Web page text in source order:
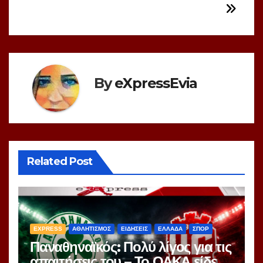
ByeXpressEvia
Related Post
EXPRESS ΑΘΛΗΤΙΣΜΟΣ ΕΙΔΗΣΕΙΣ ΕΛΛΑΔΑ ΣΠΟΡ
Παναθηναϊκός: Πολύ λίγος για τις